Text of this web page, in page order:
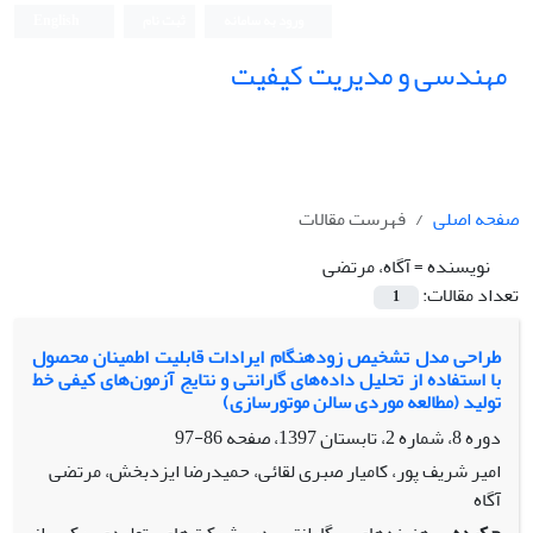
مهندسی و مدیریت کیفیت
صفحه اصلی
فهرست مقالات
نویسنده =آگاه، مرتضی
تعداد مقالات:
1
طراحی مدل تشخیص زودهنگام ایرادات قابلیت اطمینان محصول
با استفاده از تحلیل داده‌های گارانتی و نتایج آزمون‌های کیفی خط
تولید (مطالعه موردی سالن موتورسازی)
دوره 8، شماره 2، تابستان 1397، صفحه
86-97
امیر شریف پور، کامیار صبری لقائی، حمیدرضا ایزدبخش، مرتضی
آگاه